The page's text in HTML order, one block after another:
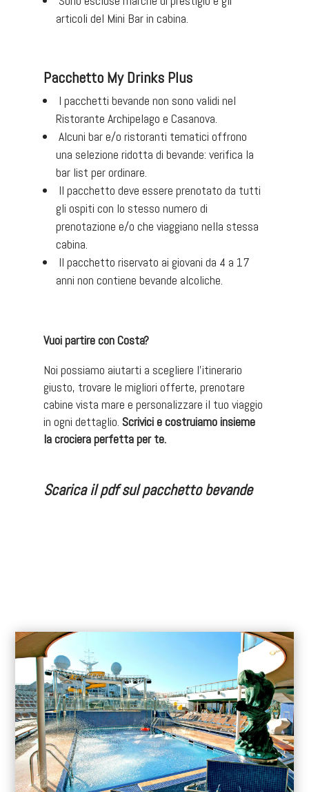
articoli del Mini Bar in cabina.
Pacchetto My Drinks Plus
I pacchetti bevande non sono validi nel
Ristorante Archipelago e Casanova.
Alcuni bar e/o ristoranti tematici offrono
una selezione ridotta di bevande: verifica la
bar list per ordinare.
Il pacchetto deve essere prenotato da tutti
gli ospiti con lo stesso numero di
prenotazione e/o che viaggiano nella stessa
cabina.
Il pacchetto riservato ai giovani da 4 a 17
anni non contiene bevande alcoliche.
Vuoi partire con Costa?
Noi possiamo aiutarti a scegliere l’itinerario
giusto, trovare le migliori offerte, prenotare
cabine vista mare e personalizzare il tuo viaggio
in ogni dettaglio. Scrivici e costruiamo insieme
la crociera perfetta per te.
Scarica il pdf sul pacchetto bevande